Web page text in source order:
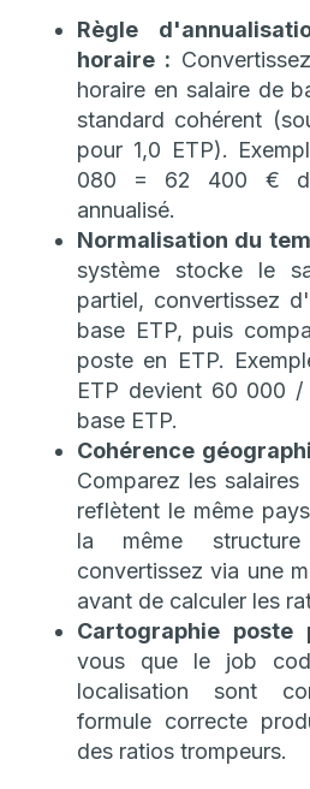
Règle
horaire :
horaire en salaire de
standard cohérent
pour 1,0 ETP).
080 = 62 400 €
annualisé.
Normalisation du
système stocke le
partiel, convertissez
base ETP, puis
poste en ETP.
ETP devient 60 000
base ETP.
Cohérence
Comparez les
reflètent le même
la même
convertissez via une
avant de calculer les
Cartographie poste
vous que le job
localisation sont
formule correcte
des ratios trompeurs.